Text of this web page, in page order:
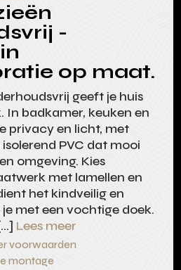
-
op maat.
geeft je huis
In badkamer, keuken en
privacy en licht, met
PVC dat mooi
omgeving. Kies
met lamellen en
het kindveilig en
met een vochtige doek.
Lees meer
voorwaarden
montage